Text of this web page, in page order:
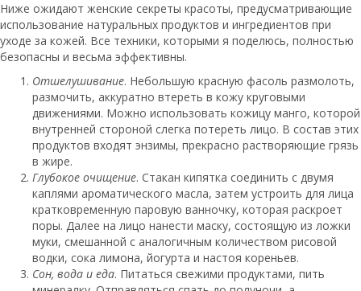
Ниже ожидают женские секреты красоты, предусматривающие
использование натуральных продуктов и ингредиентов при
уходе за кожей. Все техники, которыми я поделюсь, полностью
безопасны и весьма эффективны.
Отшелушивание. Небольшую красную фасоль размолоть,
размочить, аккуратно втереть в кожу круговыми
движениями. Можно использовать кожицу манго, которой
внутренней стороной слегка потереть лицо. В состав этих
продуктов входят энзимы, прекрасно растворяющие грязь
в жире.
Глубокое очищение. Стакан кипятка соединить с двумя
каплями ароматического масла, затем устроить для лица
кратковременную паровую ванночку, которая раскроет
поры. Далее на лицо нанести маску, состоящую из ложки
муки, смешанной с аналогичным количеством рисовой
водки, сока лимона, йогурта и настоя кореньев.
Сон, вода и еда. Питаться свежими продуктами, пить